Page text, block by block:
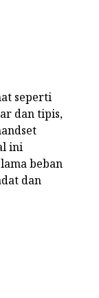
seperti
dan tipis,
ini
beban
dan